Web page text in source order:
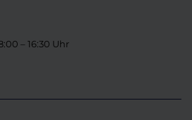
– 16:30 Uhr